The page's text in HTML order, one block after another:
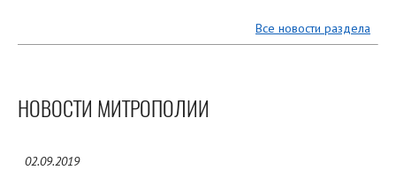
Все новости раздела
НОВОСТИ МИТРОПОЛИИ
02.09.2019